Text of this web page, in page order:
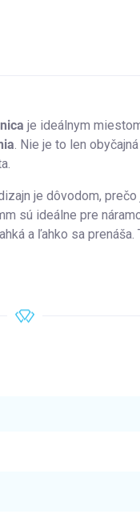
je ideálnym
. Nie je to len
je dôvodom,
sú ideálne pre
a ľahko sa